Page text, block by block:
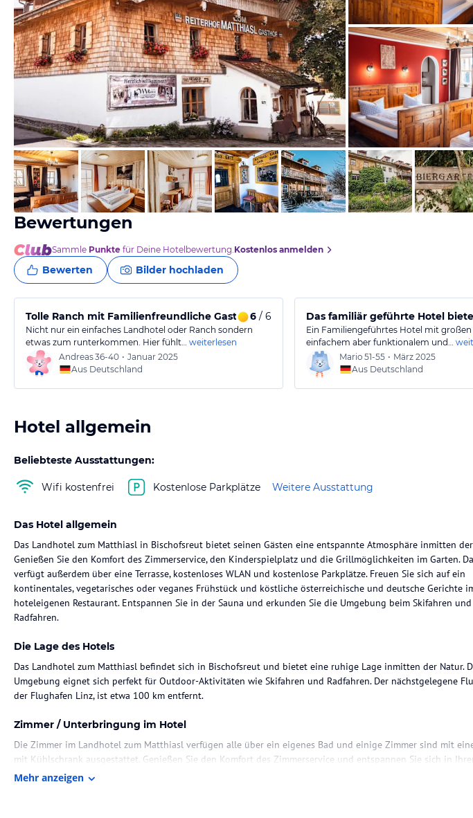
von Booking.com
von Booking.com
von Booking.com
Bewertungen
Sammle Punkte für Deine Hotelbewertung.Kostenlos anmelden
Bewerten Bilder hochladen
Tolle Ranch mit Familienfreundliche Gastgebern
6 / 6
Nicht nur ein einfaches Landhotel oder Ranch sondern
etwas zum runterkommen. Hier fühlt… weiterlesen
Andreas36-40 • Januar 2025
Aus Deutschland
Das familiär geführte Hotel
Ein Familiengeführtes Hotel mit
einfachem aber funktionalem und…
Mario 51-55 • März 2025
Aus Deutschland
Hotel allgemein
Beliebteste Ausstattungen:
Wifi kostenfrei Kostenlose Parkplätze Weitere Ausstattung
Das Hotel allgemein
Das Landhotel zum Matthiasl in Bischofsreut bietet seinen Gästen eine entspannte Atmosphäre inmitten
Genießen Sie den Komfort des Zimmerservice, den Kinderspielplatz und die Grillmöglichkeiten im Garten.
verfügt außerdem über eine Terrasse, kostenloses WLAN und kostenlose Parkplätze. Freuen Sie sich auf ein
kontinentales, vegetarisches oder veganes Frühstück und köstliche österreichische und deutsche Gerichte
hoteleigenen Restaurant. Entspannen Sie in der Sauna und erkunden Sie die Umgebung beim Skifahren und
Radfahren.
Die Lage des Hotels
Das Landhotel zum Matthiasl befindet sich in Bischofsreut und bietet eine ruhige Lage inmitten der Natur.
Umgebung eignet sich perfekt für Outdoor-Aktivitäten wie Skifahren und Radfahren. Der nächstgelegene
der Flughafen Linz, ist etwa 100 km entfernt.
Zimmer / Unterbringung im Hotel
Die Zimmer im Landhotel zum Matthiasl verfügen alle über ein eigenes Bad und einige Zimmer sind mit
mit Kühlschrank ausgestattet. Genießen Sie den Komfort des Zimmerservice und entspannen Sie sich in
gemütlichen Zimmer.
Mehr anzeigen